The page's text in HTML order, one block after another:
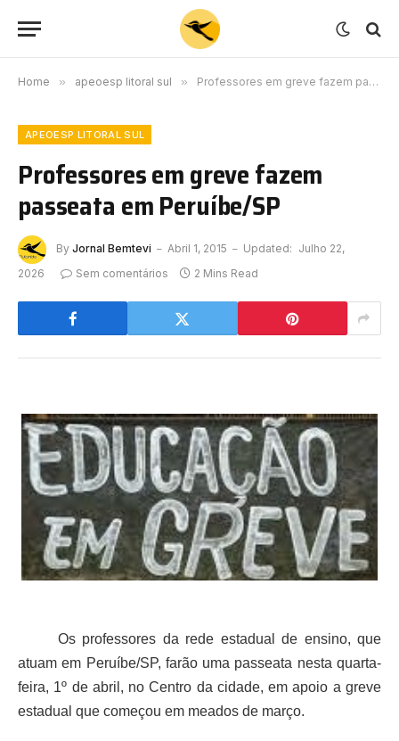
Home » apeoesp litoral sul » Professores em greve fazem passeata em Peruíbe/SP
APEOESP LITORAL SUL
Professores em greve fazem
passeata em Peruíbe/SP
By Jornal Bemtevi Abril 1, 2015 Updated: Julho 22,
2026
Sem comentários 2 Mins Read
Os professores da rede estadual de ensino, que
atuam em Peruíbe/SP, farão uma passeata nesta quarta-
feira, 1º de abril, no Centro da cidade, em apoio a greve
estadual que começou em meados de março.